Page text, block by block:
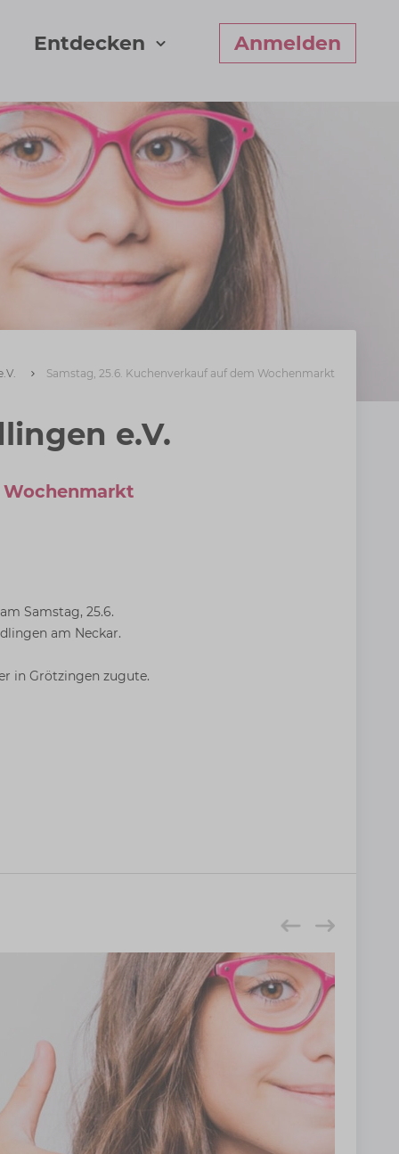
Entdecken Anmelden
Samstag, 25.6. Kuchenverkauf auf dem Wochenmarkt
e.V.
Wochenmarkt
Samstag, 25.6.
am Neckar.
in Grötzingen zugute.